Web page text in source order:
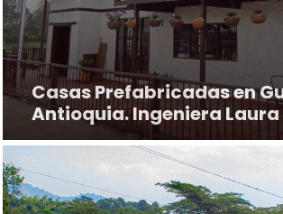
Casas Prefabricadas en
Antioquia. Ingeniera